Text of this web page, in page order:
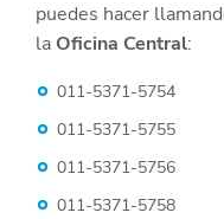
puedes hacer
la Oficina Central:
011-5371-5754
011-5371-5755
011-5371-5756
011-5371-5758